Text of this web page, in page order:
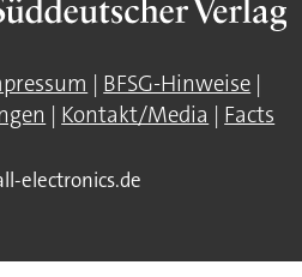
| BFSG-Hinweise |
| Kontakt/Media | Facts
electronics.de